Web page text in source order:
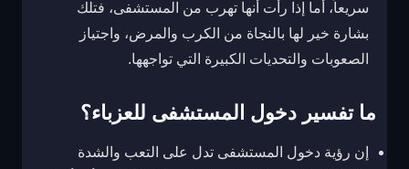
سريعاً، أما إذا رأت أنها تهرب من المستشفى، فتلك
بشارة خير لها بالنجاة من الكرب والمرض، واجتياز
الصعوبات والتحديات الكبيرة التي تواجهها.
ما تفسير دخول المستشفى للعزباء؟
إن رؤية دخول المستشفى تدل على التعب والشدة